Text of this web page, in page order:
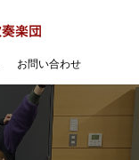
お問い合わせ